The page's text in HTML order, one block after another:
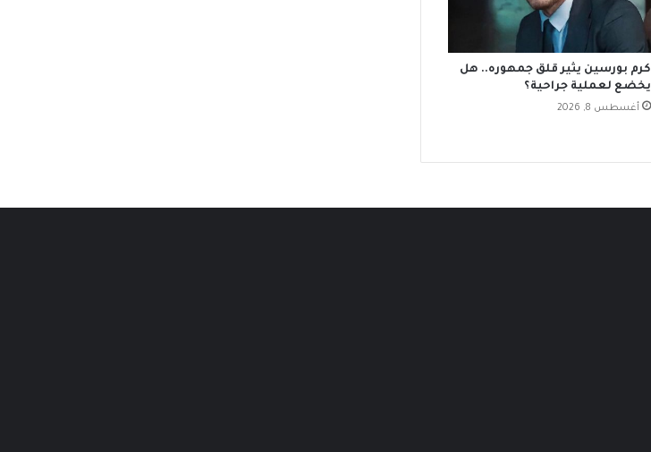
كرم بورسين يثير قلق جمهوره.. هل
يخضع لعملية جراحية؟
أغسطس 8, 2026